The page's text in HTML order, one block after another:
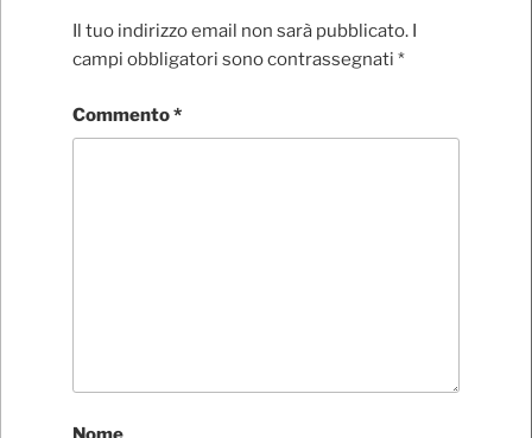
Il tuo indirizzo email non sarà pubblicato. I
campi obbligatori sono contrassegnati *
Commento*